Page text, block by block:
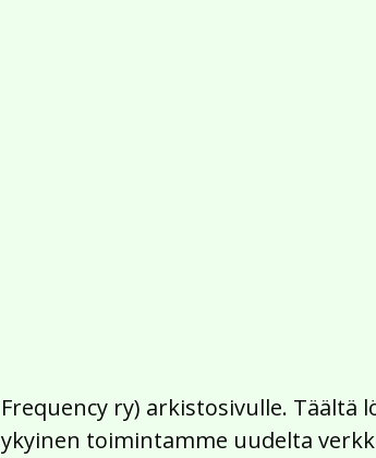
ry) arkistosivulle.
toimintamme uudelta